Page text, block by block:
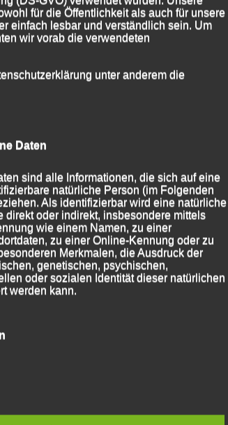
Oliver Tzschoppe (LG
Zwei und die Bayerische
(AK) M 45. Hinter dem
Stephan Deckwerth, der bis
letztlich aber den
2:43:59 Stunden als
für Jonathan Schubert
bedeutete. Für den
zuhause und extra
Wettkampf zu einem Kampf
Letztlich finishte er nach
AK M 35.
sich die LG`ler dann
Deckwerth und Schubert
vor den Teams der
der nicht zu den
zeigte die 15jährige
U 18 am Start ist, ein
ihre Jugendklasse vor
(Team GymLap).
für die Öffentlichkeit als auch für unsere
einfach lesbar und verständlich sein. Um
wir vorab die verwendeten
unter anderem die
Daten
sind alle Informationen, die sich auf eine
natürliche Person (im Folgenden
Als identifizierbar wird eine natürliche
direkt oder indirekt, insbesondere mittels
wie einem Namen, zu einer
zu einer Online-Kennung oder zu
Merkmalen, die Ausdruck der
genetischen, psychischen,
oder sozialen Identität dieser natürlichen
werden kann.
verarbeitet werden.